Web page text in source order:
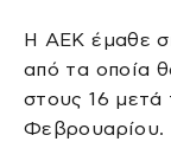
Η ΑΕΚ έμαθε
από τα οποία
στους 16
Φεβρουαρίου.